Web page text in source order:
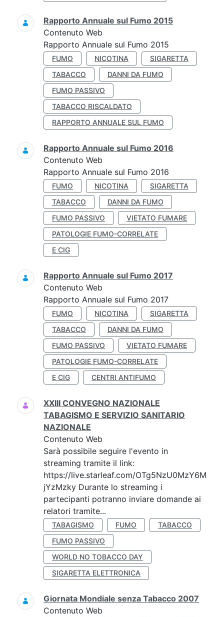
Rapporto Annuale sul Fumo 2015
Contenuto Web
Rapporto Annuale sul Fumo 2015
FUMO NICOTINA
SIGARETTA
TABACCO
DANNI DA FUMO
FUMO PASSIVO
TABACCO RISCALDATO
RAPPORTO ANNUALE SUL FUMO
Rapporto Annuale sul Fumo 2016
Contenuto Web
Rapporto Annuale sul Fumo 2016
FUMO NICOTINA
SIGARETTA
TABACCO
DANNI DA FUMO
FUMO PASSIVO
VIETATO FUMARE
PATOLOGIE FUMO-CORRELATE
E CIG
Rapporto Annuale sul Fumo 2017
Contenuto Web
Rapporto Annuale sul Fumo 2017
FUMO NICOTINA
SIGARETTA
TABACCO
DANNI DA FUMO
FUMO PASSIVO
VIETATO FUMARE
PATOLOGIE FUMO-CORRELATE
E CIG
CENTRI ANTIFUMO
XXIII CONVEGNO NAZIONALE
TABAGISMO E SERVIZIO SANITARIO
NAZIONALE
Contenuto Web
Sarà possibile seguire l'evento in
streaming tramite il link:
https://live.starleaf.com/OTg5NzU0MzY6M
jYzMzky Durante lo streaming i
partecipanti potranno inviare domande ai
relatori tramite...
TABAGISMO FUMO
TABACCO
FUMO PASSIVO
WORLD NO TOBACCO DAY
SIGARETTA ELETTRONICA
Giornata Mondiale senza Tabacco 2007
Contenuto Web